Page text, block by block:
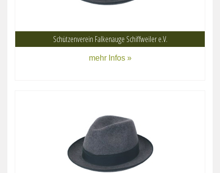
Schützenverein Falkenauge Schiffweiler e.V.
mehr Infos »